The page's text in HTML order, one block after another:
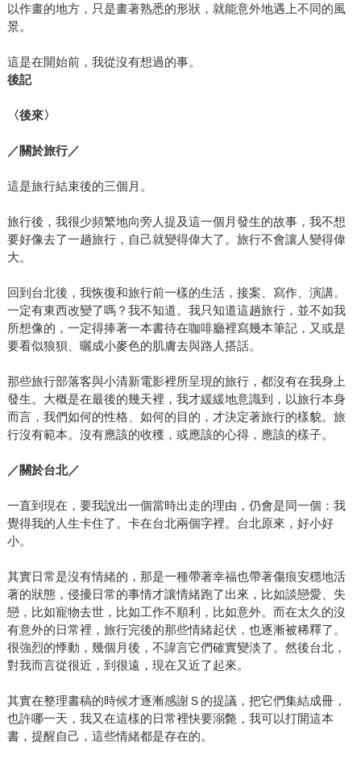
以作畫的地方，只是畫著熟悉的形狀，就能意外地遇上不同的風
景。
這是在開始前，我從沒有想過的事。
後記
〈後來〉
／關於旅行／
這是旅行結束後的三個月。
旅行後，我很少頻繁地向旁人提及這一個月發生的故事，我不想
要好像去了一趟旅行，自己就變得偉大了。旅行不會讓人變得偉
大。
回到台北後，我恢復和旅行前一樣的生活，接案、寫作、演講。
一定有東西改變了嗎？我不知道。我只知道這趟旅行，並不如我
所想像的，一定得捧著一本書待在咖啡廳裡寫幾本筆記，又或是
要看似狼狽、曬成小麥色的肌膚去與路人搭話。
那些旅行部落客與小清新電影裡所呈現的旅行，都沒有在我身上
發生。大概是在最後的幾天裡，我才緩緩地意識到，以旅行本身
而言，我們如何的性格、如何的目的，才決定著旅行的樣貌。旅
行沒有範本。沒有應該的收穫，或應該的心得，應該的樣子。
／關於台北／
一直到現在，要我說出一個當時出走的理由，仍會是同一個：我
覺得我的人生卡住了。卡在台北兩個字裡。台北原來，好小好
小。
其實日常是沒有情緒的，那是一種帶著幸福也帶著傷痕安穩地活
著的狀態，侵擾日常的事情才讓情緒跑了出來，比如談戀愛、失
戀，比如寵物去世，比如工作不順利，比如意外。而在太久的沒
有意外的日常裡，旅行完後的那些情緒起伏，也逐漸被稀釋了。
很強烈的悸動，幾個月後，不諱言它們確實變淡了。然後台北，
對我而言從很近，到很遠，現在又近了起來。
其實在整理書稿的時候才逐漸感謝Ｓ的提議，把它們集結成冊，
也許哪一天，我又在這樣的日常裡快要溺斃，我可以打開這本
書，提醒自己，這些情緒都是存在的。